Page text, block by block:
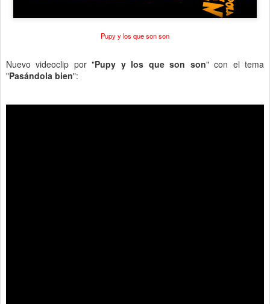
Pupy y los que son son
Nuevo videoclip por "Pupy y los que son son" con el tema
"Pasándola bien":